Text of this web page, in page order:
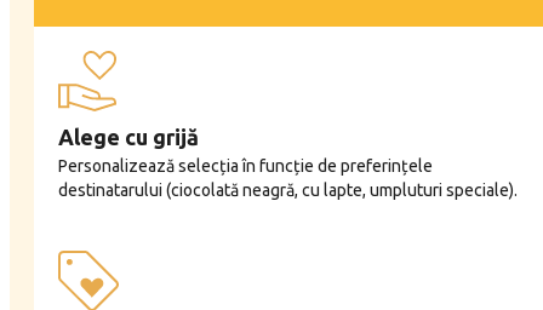
Alege cu grijă
Personalizează selecția în funcție de preferințele
destinatarului (ciocolată neagră, cu lapte, umpluturi speciale).